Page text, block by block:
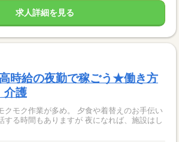
求人詳細を見る
時給の夜勤で稼ごう★働き方
介護
多め。 夕食や着替えのお手伝い
する時間もありますが 夜になれば、施設はし